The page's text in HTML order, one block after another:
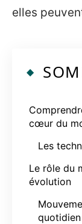
elles
cœur du
Les
Le rôle du
évolution
quotidien